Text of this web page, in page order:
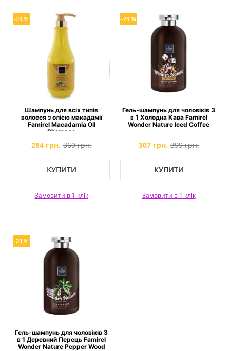
-23 %
Шампунь для всіх типів
волосся з олією макадамії
Famirel Macadamia Oil
Shampoo
284 грн. 369 грн.
КУПИТИ
Замовити в 1 клік
-23 %
Гель-шампунь для чоловіків 3
в 1 Холодна Кава Famirel
Wonder Nature Iced Coffee
307 грн. 399 грн.
КУПИТИ
Замовити в 1 клік
-23 %
Гель-шампунь для чоловіків 3
в 1 Деревний Перець Famirel
Wonder Nature Pepper Wood